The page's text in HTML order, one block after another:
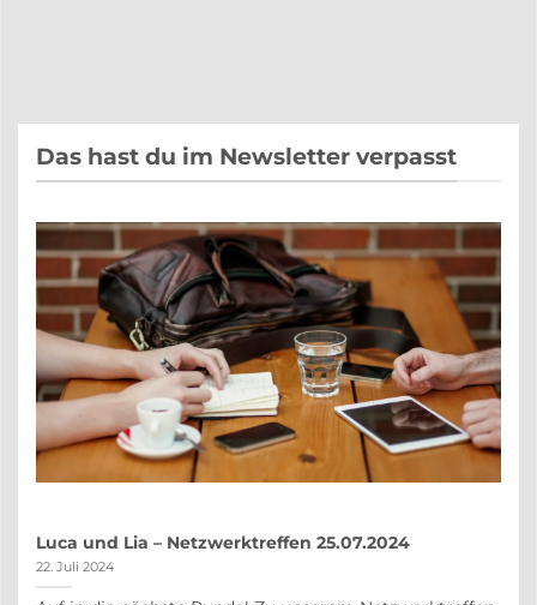
Das hast du im Newsletter verpasst
Luca und Lia – Netzwerktreffen 25.07.2024
22. Juli 2024